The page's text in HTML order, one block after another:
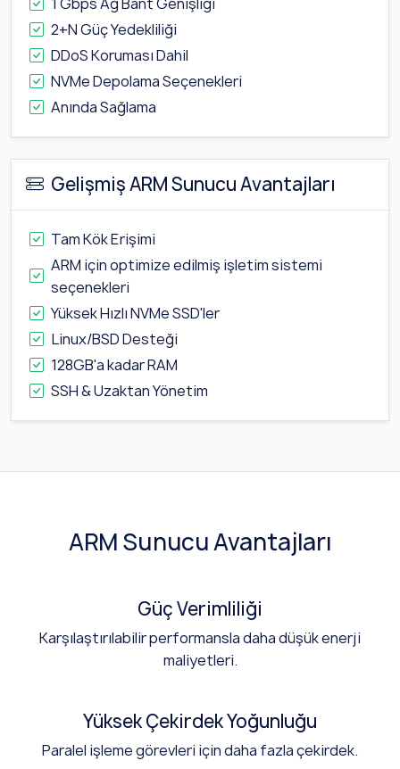
2+N Güç Yedekliliği
DDoS Koruması Dahil
NVMe Depolama Seçenekleri
Anında Sağlama
Gelişmiş ARM Sunucu Avantajları
Tam Kök Erişimi
ARM için optimize edilmiş işletim sistemi
seçenekleri
Yüksek Hızlı NVMe SSD'ler
Linux/BSD Desteği
128GB'a kadar RAM
SSH & Uzaktan Yönetim
ARM Sunucu Avantajları
Güç Verimliliği
Karşılaştırılabilir performansla daha düşük enerji
maliyetleri.
Yüksek Çekirdek Yoğunluğu
Paralel işleme görevleri için daha fazla çekirdek.